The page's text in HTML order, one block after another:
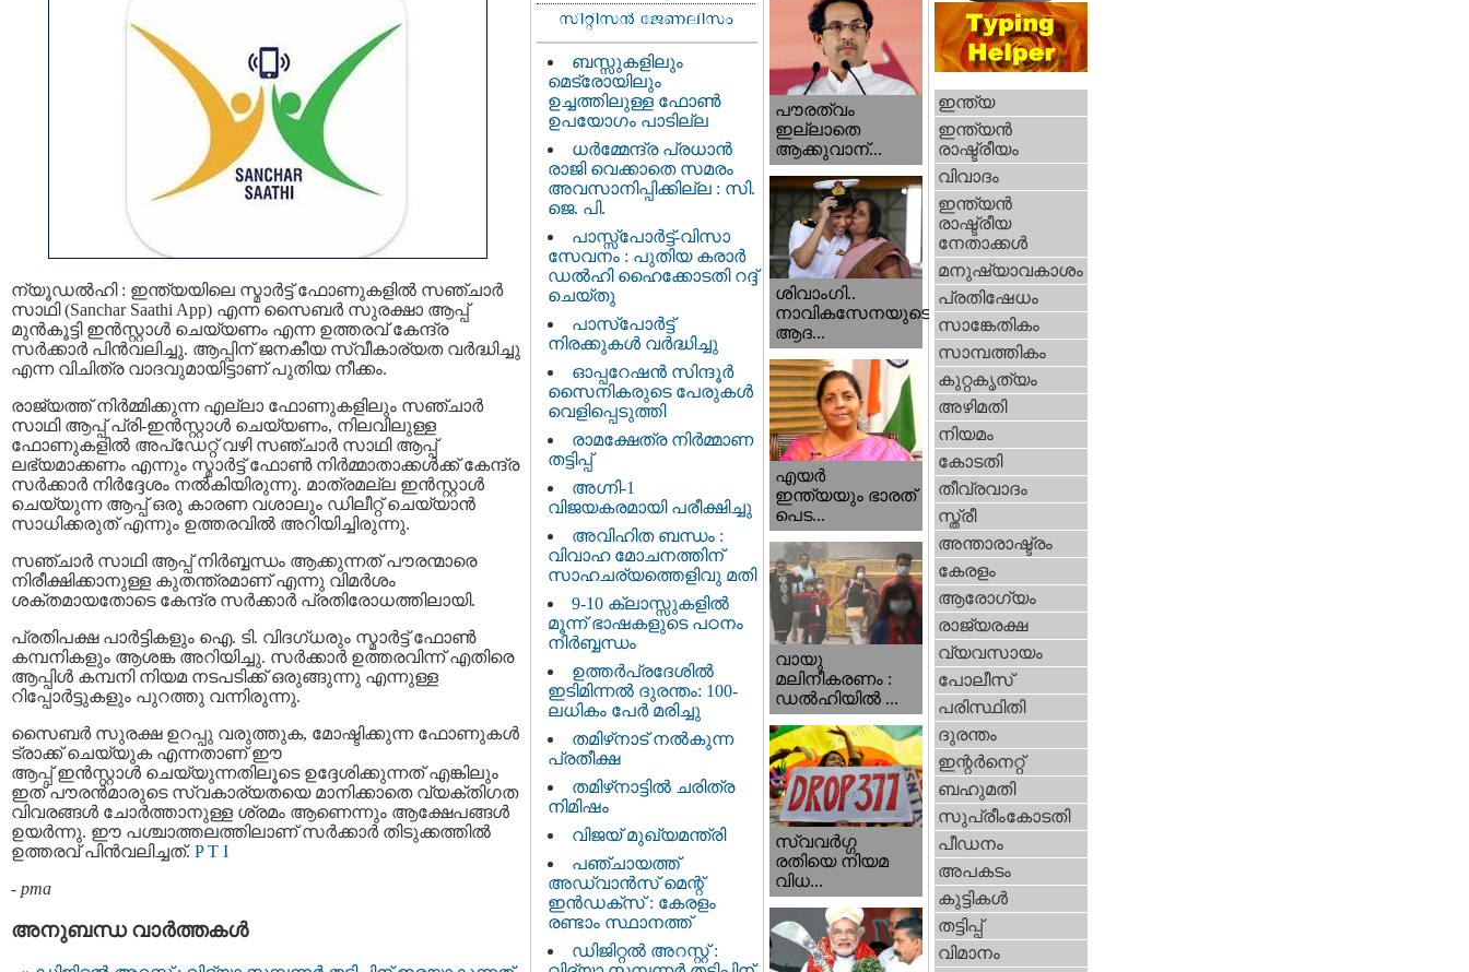
ന്യൂഡൽഹി : ഇന്ത്യയിലെ സ്മാർട്ട്‌ ഫോണുകളിൽ സഞ്ചാർ
സാഥി (Sanchar Saathi App) എന്ന സൈബർ സുരക്ഷാ ആപ്പ്
മുൻകൂട്ടി ഇൻസ്റ്റാൾ ചെയ്യണം എന്ന ഉത്തരവ് കേന്ദ്ര
സർക്കാർ പിൻവലിച്ചു. ആപ്പിന് ജനകീയ സ്വീകാര്യത വർദ്ധിച്ചു
എന്ന വിചിത്ര വാദവുമായിട്ടാണ് പുതിയ നീക്കം.
രാജ്യത്ത് നിർമ്മിക്കുന്ന എല്ലാ ഫോണുകളിലും സഞ്ചാർ
സാഥി ആപ്പ് പ്രി-ഇൻസ്റ്റാൾ ചെയ്യണം, നിലവിലുള്ള
ഫോണുകളിൽ അപ്ഡേറ്റ് വഴി സഞ്ചാർ സാഥി ആപ്പ്
ലഭ്യമാക്കണം എന്നും സ്മാർട്ട് ഫോൺ നിർമ്മാതാക്കൾക്ക് കേന്ദ്ര
സർക്കാർ നിർദ്ദേശം നൽകിയിരുന്നു. മാത്രമല്ല ഇൻസ്റ്റാൾ
ചെയ്യുന്ന ആപ്പ് ഒരു കാരണ വശാലും ഡിലീറ്റ് ചെയ്യാൻ
സാധിക്കരുത് എന്നും ഉത്തരവിൽ അറിയിച്ചിരുന്നു.
സഞ്ചാര്‍ സാഥി ആപ്പ്‌ നിർബ്ബന്ധം ആക്കുന്നത് പ‍ൗരന്മാരെ
നിരീക്ഷിക്കാനുള്ള കുതന്ത്രമാണ് എന്നു വിമർശം
ശക്തമായതോടെ കേന്ദ്ര സർക്കാർ പ്രതിരോധത്തിലായി.
പ്രതിപക്ഷ പാർട്ടികളും ഐ. ടി. വിദഗ്‌ധരും സ്മാർട്ട് ഫോൺ
കമ്പനികളും ആശങ്ക അറിയിച്ചു. സർക്കാർ ഉത്തരവിന്ന് എതിരെ
ആപ്പിൾ കമ്പനി നിയമ നടപടിക്ക് ഒരുങ്ങുന്നു എന്നുള്ള
റിപ്പോർട്ടുകളും പുറത്തു വന്നിരുന്നു.
സൈബർ സുരക്ഷ ഉറപ്പു വരുത്തുക, മോഷ്ടിക്കുന്ന ഫോണുകൾ
ട്രാക്ക് ചെയ്യുക എന്നതാണ് ഈ
ആപ്പ് ഇൻസ്റ്റാൾ ചെയ്യുന്നതിലൂടെ ഉദ്ദേശിക്കുന്നത് എങ്കിലും
ഇത് പൗരൻമാരുടെ സ്വകാര്യതയെ മാനിക്കാതെ വ്യക്തിഗത
വിവരങ്ങൾ ചോർത്താനുള്ള ശ്രമം ആണെന്നും ആക്ഷേപങ്ങൾ
ഉയർന്നു. ഈ പശ്ചാത്തലത്തിലാണ് സർക്കാർ തിടുക്കത്തിൽ
ഉത്തരവ് പിൻവലിച്ചത്. P T I
- pma
അനുബന്ധ വാര്‍ത്തകള്‍
ബസ്സുകളിലും
മെട്രോയിലും
ഉച്ചത്തിലുള്ള ഫോൺ
ഉപയോഗം പാടില്ല
ധര്‍മ്മേന്ദ്ര പ്രധാൻ
രാജി വെക്കാതെ സമരം
അവസാനിപ്പിക്കില്ല : സി.
ജെ. പി.
പാസ്സ്പോർട്ട്-വിസാ
സേവനം : പുതിയ കരാർ
ഡൽഹി ഹൈക്കോടതി റദ്ദ്
ചെയ്തു
പാസ്‌പോർട്ട്
നിരക്കുകൾ വർദ്ധിച്ചു
ഓപ്പറേഷൻ സിന്ദൂർ
സൈനികരുടെ പേരുകൾ
വെളിപ്പെടുത്തി
രാമക്ഷേത്ര നിർമ്മാണ
തട്ടിപ്പ്
അഗ്നി-1
വിജയകരമായി പരീക്ഷിച്ചു
അവിഹിത ബന്ധം :
വിവാഹ മോചനത്തിന്
സാഹചര്യത്തെളിവു മതി
9-10 ക്ലാസ്സുകളിൽ
മൂന്ന് ഭാഷകളുടെ പഠനം
നിർബ്ബന്ധം
ഉത്തർപ്രദേശിൽ
ഇടിമിന്നൽ ദുരന്തം: 100-
ലധികം പേർ മരിച്ചു
തമിഴ്‌നാട് നൽകുന്ന
പ്രതീക്ഷ
തമിഴ്‌നാട്ടില്‍ ചരിത്ര
നിമിഷം
വിജയ് മുഖ്യമന്ത്രി
പഞ്ചായത്ത്
അഡ്വാൻസ് മെന്റ്
ഇൻഡക്സ് : കേരളം
രണ്ടാം സ്ഥാനത്ത്
ഡിജിറ്റൽ അറസ്റ്റ് :
പൗരത്വം
ഇല്ലാതെ
ആക്കുവാന്...
ശിവാംഗി..
നാവികസേനയുടെ
ആദ...
എയര്‍
ഇന്ത്യയും ഭാരത്
പെട...
വായു
മലിനീകരണം :
ഡൽഹിയിൽ ...
സ്വവര്‍ഗ്ഗ
രതിയെ നിയമ
വിധ...
ഇന്ത്യ
ഇന്ത്യന്‍
രാഷ്ട്രീയം
വിവാദം
ഇന്ത്യന്‍
രാഷ്ട്രീയ
നേതാക്കള്‍
മനുഷ്യാവകാശം
പ്രതിഷേധം
സാങ്കേതികം
സാമ്പത്തികം
കുറ്റകൃത്യം
അഴിമതി
നിയമം
കോടതി
തീവ്രവാദം
സ്ത്രീ
അന്താരാഷ്ട്രം
കേരളം
ആരോഗ്യം
രാജ്യരക്ഷ
വ്യവസായം
പോലീസ്‌
പരിസ്ഥിതി
ദുരന്തം
ഇന്റര്‍നെറ്റ്‌
ബഹുമതി
സുപ്രീംകോടതി
പീഡനം
അപകടം
കുട്ടികള്‍
തട്ടിപ്പ്‌
വിമാനം